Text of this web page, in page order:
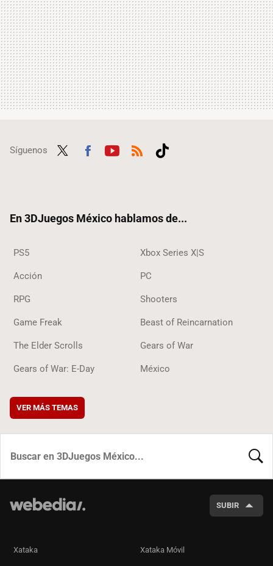
Síguenos
En 3DJuegos México hablamos de...
PS5 Xbox Series X|S
Acción PC
RPG Shooters
Game Freak Beast of Reincarnation
The Elder Scrolls Gears of War
Gears of War: E-Day México
VER MÁS TEMAS
SUBIR
Xataka Xataka Móvil